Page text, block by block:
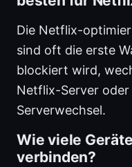
Die Netflix-
sind oft die erste
blockiert wird,
Netflix-Server
Serverwechsel.
Wie viele
verbinden?